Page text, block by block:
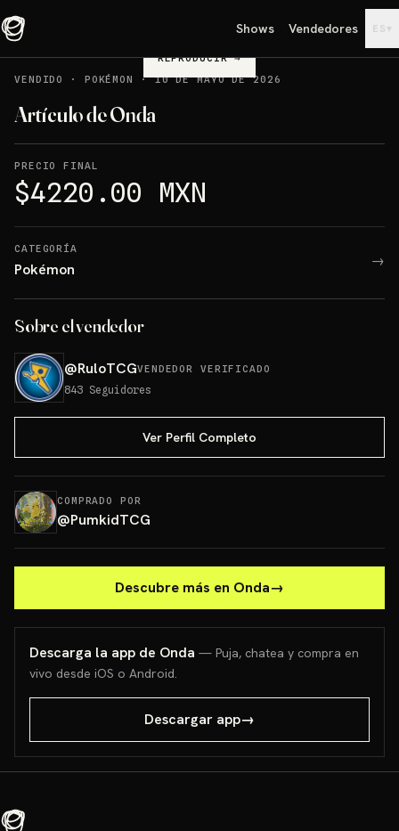
Shows Vendedores ES ▾
REPRODUCIR→
VENDIDO
· POKÉMON ·10 DE MAYO DE 2026
Artículo de Onda
PRECIO FINAL
$4220.00 MXN
CATEGORÍA
Pokémon →
Sobre el vendedor
@RuloTCGVENDEDOR VERIFICADO
843 Seguidores
Ver Perfil Completo
COMPRADO POR
@PumkidTCG
Descubre más en Onda→
Descarga la app de Onda — Puja, chatea y compra en
vivo desde iOS o Android.
Descargar app→